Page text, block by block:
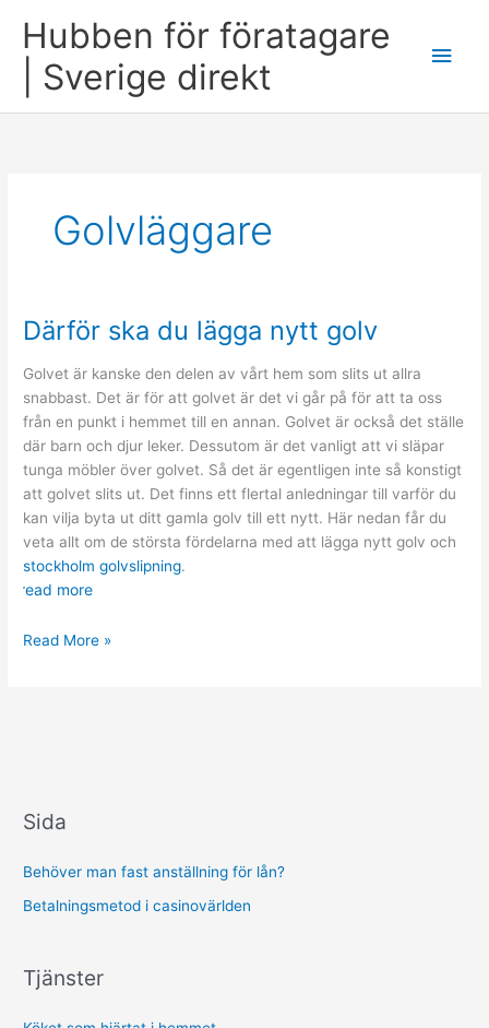
content
Hubben för föratagare
| Sverige direkt
Main
Golvläggare
Därför ska du lägga nytt golv
Golvet är kanske den delen av vårt hem som slits ut allra
snabbast. Det är för att golvet är det vi går på för att ta oss
från en punkt i hemmet till en annan. Golvet är också det ställe
där barn och djur leker. Dessutom är det vanligt att vi släpar
tunga möbler över golvet. Så det är egentligen inte så konstigt
att golvet slits ut. Det finns ett flertal anledningar till varför du
kan vilja byta ut ditt gamla golv till ett nytt. Här nedan får du
veta allt om de största fördelarna med att lägga nytt golv och
stockholm golvslipning.
read more
Därför
Read More »
Sida
Behöver man fast anställning för lån?
Betalningsmetod i casinovärlden
Tjänster